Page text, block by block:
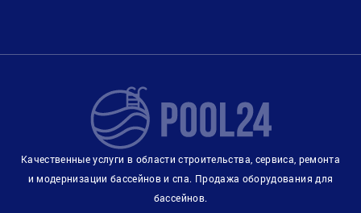
Качественные услуги в области строительства, сервиса, ремонта
и модернизации бассейнов и спа. Продажа оборудования для
бассейнов.